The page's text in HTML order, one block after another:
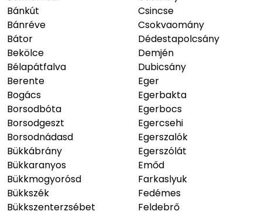
Bánkút
Bánréve
Bátor
Bekölce
Bélapátfalva
Berente
Bogács
Borsodbóta
Borsodgeszt
Borsodnádasd
Bükkábrány
Bükkaranyos
Bükkmogyorósd
Bükkszék
Bükkszenterzsébet
Csincse
Csokvaomány
Dédestapolcsány
Demjén
Dubicsány
Eger
Egerbakta
Egerbocs
Egercsehi
Egerszalók
Egerszólát
Emőd
Farkaslyuk
Fedémes
Feldebrő